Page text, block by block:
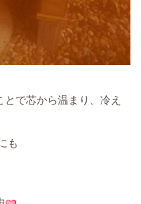
で芯から温まり、冷え
も